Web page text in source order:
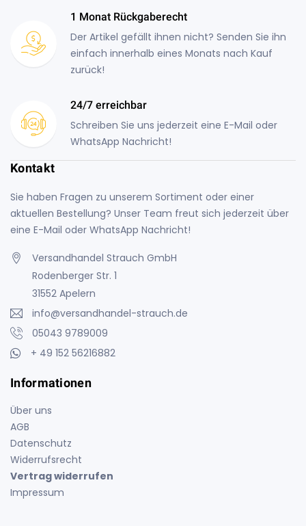
1 Monat Rückgaberecht
Der Artikel gefällt ihnen nicht? Senden Sie ihn
einfach innerhalb eines Monats nach Kauf
zurück!
24/7 erreichbar
Schreiben Sie uns jederzeit eine E-Mail oder
WhatsApp Nachricht!
Kontakt
Sie haben Fragen zu unserem Sortiment oder einer
aktuellen Bestellung? Unser Team freut sich jederzeit über
eine E-Mail oder WhatsApp Nachricht!
Versandhandel Strauch GmbH
Rodenberger Str. 1
31552 Apelern
info@versandhandel-strauch.de
05043 9789009
+ 49 152 56216882
Informationen
Über uns
AGB
Datenschutz
Widerrufsrecht
Vertrag widerrufen
Impressum